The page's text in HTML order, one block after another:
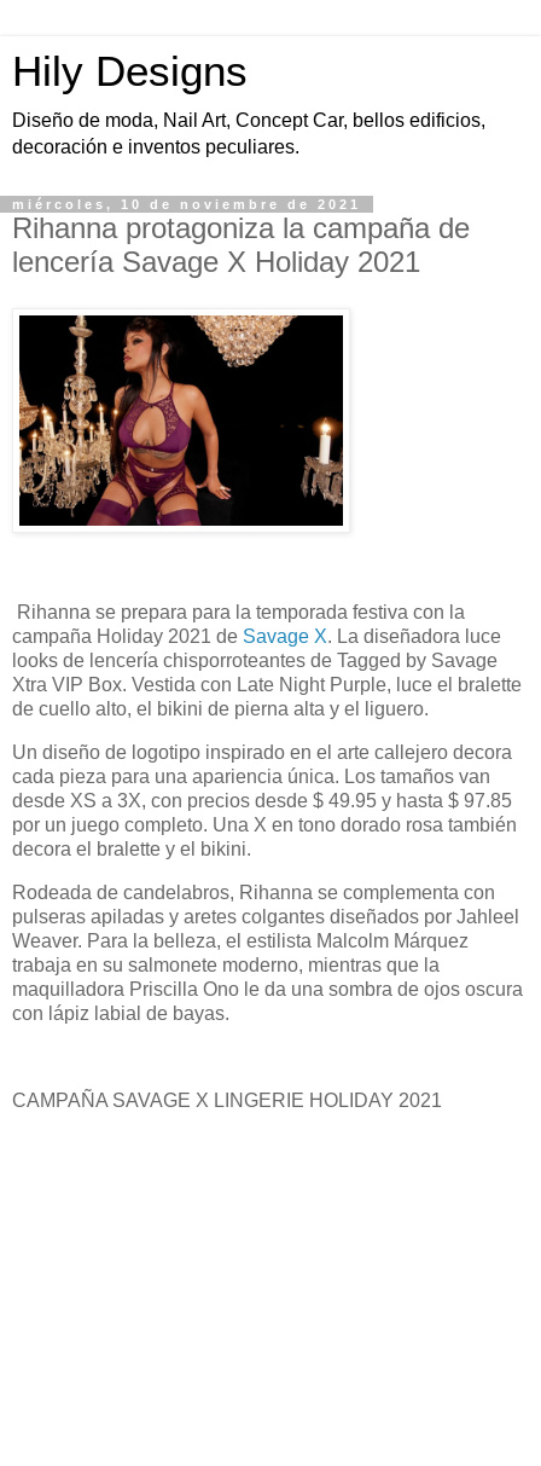
Hily Designs
Diseño de moda, Nail Art, Concept Car, bellos edificios,
decoración e inventos peculiares.
miércoles, 10 de noviembre de 2021
Rihanna protagoniza la campaña de
lencería Savage X Holiday 2021
Rihanna se prepara para la temporada festiva con la
campaña Holiday 2021 de Savage X. La diseñadora luce
looks de lencería chisporroteantes de Tagged by Savage
Xtra VIP Box. Vestida con Late Night Purple, luce el bralette
de cuello alto, el bikini de pierna alta y el liguero.
Un diseño de logotipo inspirado en el arte callejero decora
cada pieza para una apariencia única. Los tamaños van
desde XS a 3X, con precios desde $ 49.95 y hasta $ 97.85
por un juego completo. Una X en tono dorado rosa también
decora el bralette y el bikini.
Rodeada de candelabros, Rihanna se complementa con
pulseras apiladas y aretes colgantes diseñados por Jahleel
Weaver. Para la belleza, el estilista Malcolm Márquez
trabaja en su salmonete moderno, mientras que la
maquilladora Priscilla Ono le da una sombra de ojos oscura
con lápiz labial de bayas.
CAMPAÑA SAVAGE X LINGERIE HOLIDAY 2021